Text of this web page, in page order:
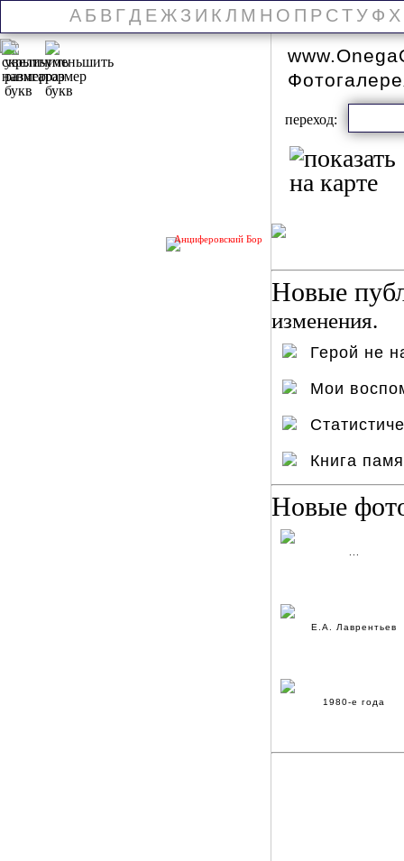
А Б В Г Д Е Ж З И К Л М Н О П Р С Т У Ф Х
Анциферовский Бор
переход:
Новые
изменения.
Герой не
Мои
Книга
Новые
Е.А. Лаврентьев
1980-е года